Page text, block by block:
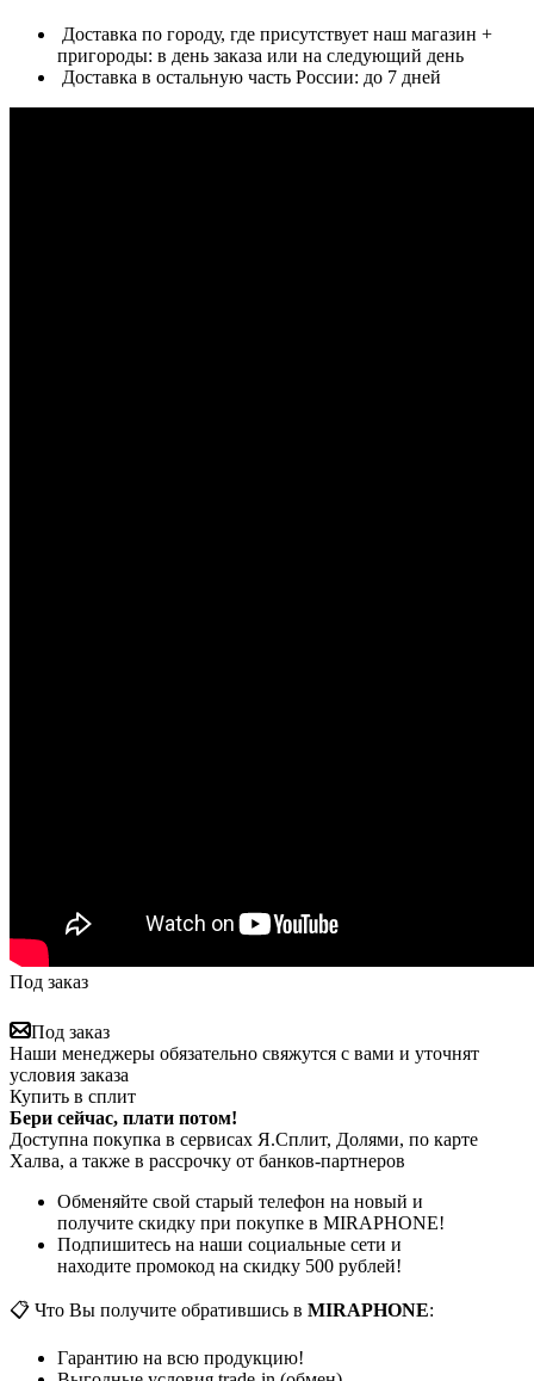
Доставка по городу, где присутствует наш магазин +
пригороды: в день заказа или на следующий день
Доставка в остальную часть России: до 7 дней
Под заказ
Под заказ
Наши менеджеры обязательно свяжутся с вами и уточнят
условия заказа
Купить в сплит
Бери сейчас, плати потом!
Доступна покупка в сервисах Я.Сплит, Долями, по карте
Халва, а также в рассрочку от банков-партнеров
Обменяйте свой старый телефон на новый и
получите скидку при покупке в MIRAPHONE!
Подпишитесь на наши социальные сети и
находите промокод на скидку 500 рублей!
📋 Что Вы получите обратившись в MIRAPHONE:
Гарантию на всю продукцию!